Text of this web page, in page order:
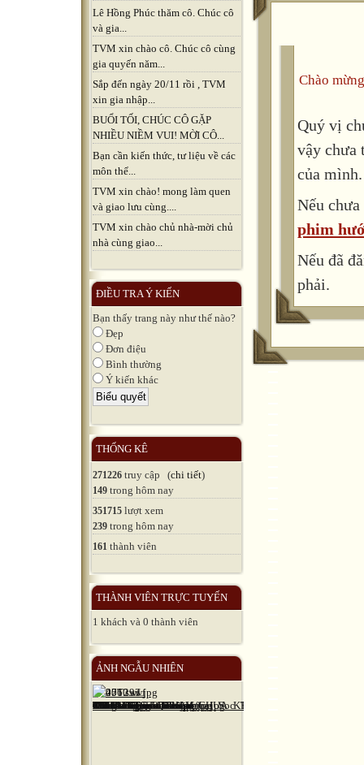
Lê Hồng Phúc thăm cô. Chúc cô
và gia...
TVM xin chào cô. Chúc cô cùng
gia quyến năm...
Sắp đến ngày 20/11 rồi , TVM
xin gia nhập...
BUỔI TỐI, CHÚC CÔ GẶP
NHIỀU NIỀM VUI! MỜI CÔ...
Bạn cần kiến thức, tư liệu về các
môn thể...
TVM xin chào! mong làm quen
và giao lưu cùng....
TVM xin chào chủ nhà-mời chủ
nhà cùng giao...
ĐIỀU TRA Ý KIẾN
Bạn thấy trang này như thế nào?
Đẹp
Đơn điệu
Bình thường
Ý kiến khác
THỐNG KÊ
271226 truy cập (chi tiết)
149 trong hôm nay
351715 lượt xem
239 trong hôm nay
161 thành viên
THÀNH VIÊN TRỰC TUYẾN
1 khách và 0 thành viên
ẢNH NGẪU NHIÊN
Chào
Quý vị
vậy chưa
của mình.
Nếu
phim
Nếu đã
phải.